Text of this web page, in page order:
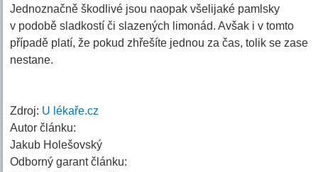
Jednoznačně škodlivé jsou naopak všelijaké pamlsky
v podobě sladkostí či slazených limonád. Avšak i v tomto
případě platí, že pokud zhřešíte jednou za čas, tolik se zase
nestane.
Zdroj: U lékaře.cz
Autor článku:
Jakub Holešovský
Odborný garant článku: